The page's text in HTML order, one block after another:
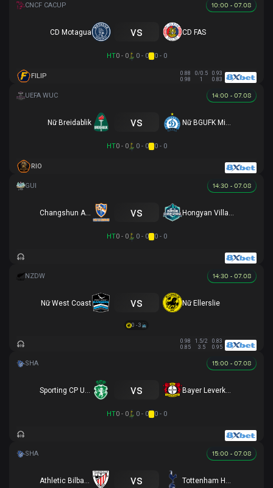
10:00 - 07.08
CD Motagua vs CD FAS
HT0 - 0 0 - 0 0 - 0
FILIP 0.88 0/0.5
0.93
0.98
1 0.83
14:00 - 07.08
Nữ Breidablik vs
HT0 - 0 0 - 0 0 - 0
RIO
14:30 - 07.08
Changshun August vs
HT0 - 0 0 - 0 0 - 0
14:30 - 07.08
Nữ West Coast vs Nữ Ellerslie
0 - 3
0.98 1.5/2
0.83
0.85
3.5 0.95
15:00 - 07.08
vs Bayer Leverkusen U17
HT0 - 0 0 - 0 0 - 0
15:00 - 07.08
vs